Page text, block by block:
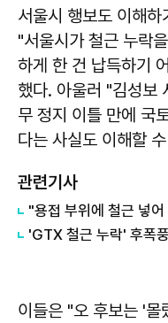
서울시 행보도 이해
"서울시가 철근 누락
하게 한 건 납득하기
했다. 아울러 "김성보
무 정지 이틀 만에 국
다는 사실도 이해할
관련기사
'GTX 철근 누락' 후폭
이들은 "오 후보는 '몰